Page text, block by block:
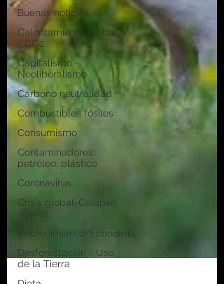
Buenas noticias
Calentamiento global
- CO2
Capitalismo -
Neoliberalismo
Carbono neutralidad
Combustibles fósiles
Consumismo
Contaminadores:
petróleo, plástico
Coronavirus
Crisis global-Colapso
-Covid
Decrecimiento/Economía
Desforestación - Uso
de la Tierra